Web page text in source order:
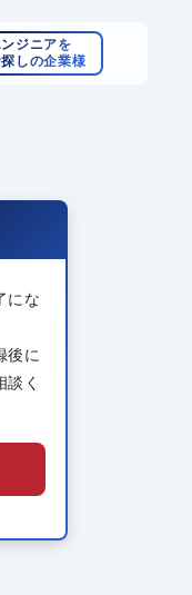
ジニアを
探しの企業様
にな
後に
く